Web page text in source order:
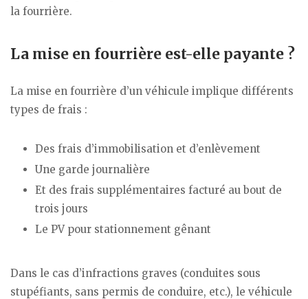
la fourrière.
La mise en fourrière est-elle payante ?
La mise en fourrière d’un véhicule implique différents
types de frais :
Des frais d’immobilisation et d’enlèvement
Une garde journalière
Et des frais supplémentaires facturé au bout de
trois jours
Le PV pour stationnement gênant
Dans le cas d’infractions graves (conduites sous
stupéfiants, sans permis de conduire, etc.), le véhicule